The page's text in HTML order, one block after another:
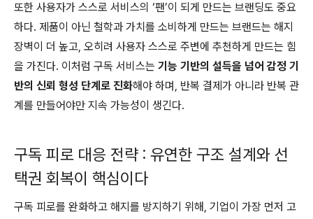
또한 사용자가 스스로 서비스의 ‘팬’이 되게 만드는 브랜딩도 중요
하다. 제품이 아닌 철학과 가치를 소비하게 만드는 브랜드는 해지
장벽이 더 높고, 오히려 사용자 스스로 주변에 추천하게 만드는 힘
을 가진다. 이처럼 구독 서비스는 기능 기반의 설득을 넘어 감정 기
반의 신뢰 형성 단계로 진화해야 하며, 반복 결제가 아니라 반복 관
계를 만들어야만 지속 가능성이 생긴다.
구독 피로 대응 전략 : 유연한 구조 설계와 선
택권 회복이 핵심이다
구독 피로를 완화하고 해지를 방지하기 위해, 기업이 가장 먼저 고